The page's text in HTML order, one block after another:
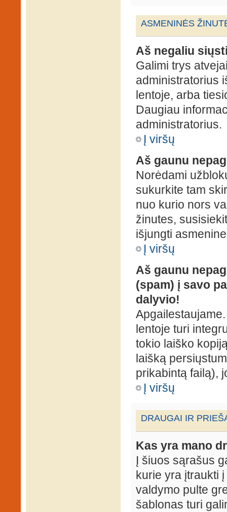
ASMENINĖS
Aš negaliu
Galimi trys
administratorius
lentoje, arba
Daugiau
administratorius.
Į viršų
Aš gaunu
Norėdami
sukurkite tam
nuo kurio nors
žinutes,
išjungti
Į viršų
Aš gaunu
(spam) į savo
dalyvio!
lentoje turi
tokio laiško
laišką
prikabintą failą),
Į viršų
DRAUGAI IR
Kas yra mano
Į šiuos sąrašus
kurie yra įtraukti
valdymo pulte
šablonas turi